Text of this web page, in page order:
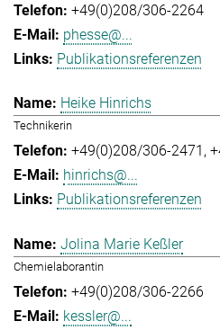
+49(0)208/306-2264
phesse@...
Publikationsreferenzen
Heike Hinrichs
Technikerin
+49(0)208/306-2471
hinrichs@...
Publikationsreferenzen
Jolina Marie Keßler
Chemielaborantin
+49(0)208/306-2266
kessler@...